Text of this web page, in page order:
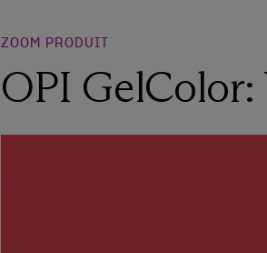
ZOOM PRODUIT
OPI